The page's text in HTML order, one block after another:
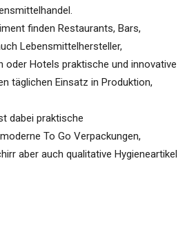
finden Restaurants, Bars,
Lebensmittelhersteller,
oder Hotels praktische und innovative
täglichen Einsatz in Produktion,
dabei praktische
To Go Verpackungen,
aber auch qualitative Hygieneartikel